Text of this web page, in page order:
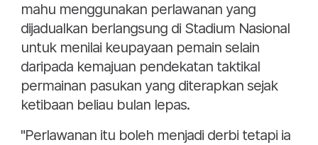
mahu menggunakan perlawanan yang
dijadualkan berlangsung di Stadium Nasional
untuk menilai keupayaan pemain selain
daripada kemajuan pendekatan taktikal
permainan pasukan yang diterapkan sejak
ketibaan beliau bulan lepas.
"Perlawanan itu boleh menjadi derbi tetapi ia